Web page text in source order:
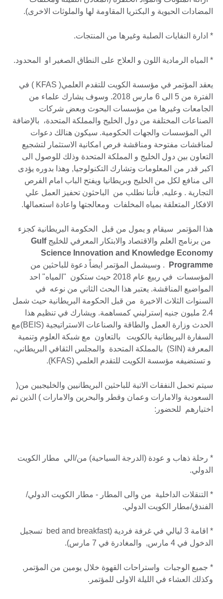
المضادات الحيوية و البكتريا المقاومة لها والملوثات الاخرى).
* ادارة النفايات الصلبة وغيرها من المنتجات.
* المياه الرمادية اللون و العلاج على النطاق الصغير او المحدود.
يعقد المؤتمر في مؤسسة الكويت للتقدم العلمي( KFAS ) في
الفترة من 5 الى 6 مارس 2018. وسوف يشارك علماء من
الجامعات وغيرها من مؤسسات البحوث وبعض شركات
الصناعات المختلفة من دول الخليج والمملكة المتحدة، بالإضافة
الي المؤسسات والجهات الحكومية. سيكون هنالك دعوات
لمناقشات مفتوحة ومناقشة فرص امكانية الاستثمار لتشجيع
التعاون بين دول الخليج و المملكة المتحدة وذلك للوصول الى
اكبر قدر من المعلومات وتشارك التكنولوجيا, وهذا بدوره يؤدى
الى منافع لكل من الخليج وبريطانيا ويفتح الباب امام الفرص
التجارية . وعليه, فأننا نطلب من الباحثون تحفيز العمل علي
الافكار المتعلقة بمياه المخلفات ومعالجتها واعادة استعمالها.
هذا المؤتمر سيقام و يمول من قبل الحكومة البريطانية كجزء
من برنامج العلم والاقتصاد والابتكار المعرفي للخليجGulf
Science Innovation and Knowledge Economy
Programme
. وسيشمل المؤتمر ايضاً دعوة للباحثين من
المؤسسات في ربيع عام 2018 حيث ستكون "المياه" احد
المواضيع المناقشة. يعتبر هذا البحث الثاني من نوعه في
السنوات الثلاث الاخيرة من قبل الحكومة البريطانية حيث شمل
2.4 مليون جنيه إسترليني كمساهمة. ويشارك في تنظيم هذا
الحدث وزارة العمل والطاقة والصناعات الاستراتيجية (BEIS)مع
السفارة البريطانية بالكويت بالتعاون مع شبكة العلوم وتنمية
المعرفة (SIN) بالمملكة المتحدة والمجلس الثقافي البريطاني،
و تستضيفه مؤسسة الكويت للتقدم العلمي (KFAS).
سيتم تحمل النفقات الاتية للباحثين البريطانيين والخليجيين من(
السعودية والامارات وعمان وقطر والبحرين والامارات ) الذين تم
اختيارهم للحضور:
* رحلة ذهاب و عودة (الدرجة السياحية) من/الي مطار الكويت
الدولي.
* التنقلات الداخلية من والى المطار - مطار الكويت الدولي/
الفندق/مطار الكويت الدولي.
* اقامة 3 ليالي في غرفة فردية (bed and breakfast تسجيل
الدخول في 4 مارس, والمغادرة في 7 مارس).
* جميع الوجبات واستراحات القهوة خلال يومين من المؤتمر,
وكذلك العشاء في الليلة الاولى للمؤتمر.